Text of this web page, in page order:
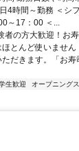
4時間～勤務 ＜シ
～17：00 ＜...
者の方大歓迎！お
とんど使いません
だきます。「お
生歓迎 オープニング